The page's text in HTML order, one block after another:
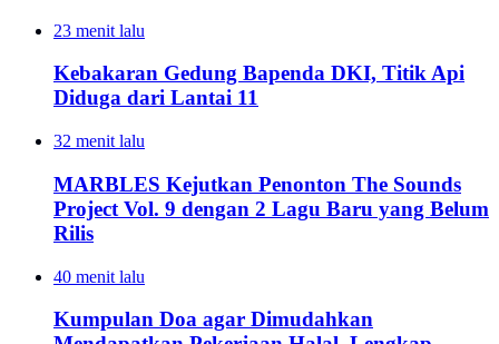
23 menit lalu
Kebakaran Gedung Bapenda DKI, Titik Api
Diduga dari Lantai 11
32 menit lalu
MARBLES Kejutkan Penonton The Sounds
Project Vol. 9 dengan 2 Lagu Baru yang Belum
Rilis
40 menit lalu
Kumpulan Doa agar Dimudahkan